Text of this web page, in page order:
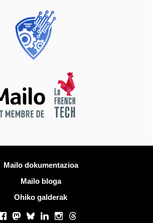
Mailo dokumentazioa
Mailo bloga
Ohiko galderak
Mastodon
BlueskyLinkedInInstagram
Threads